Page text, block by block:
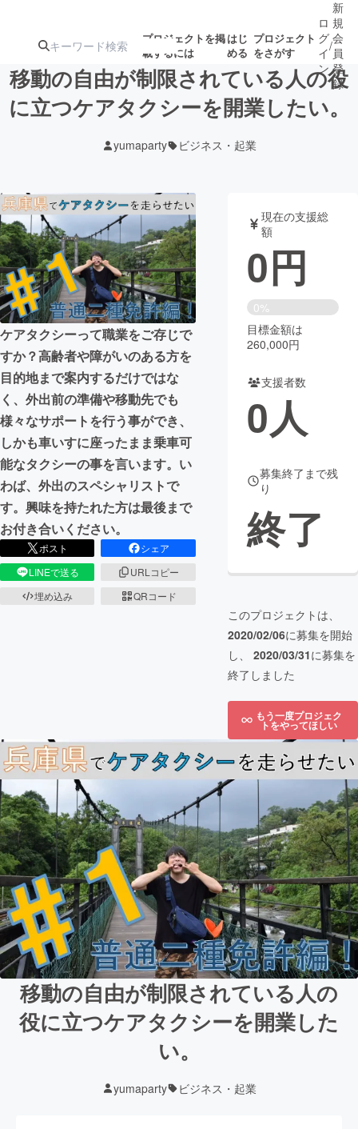
プロジェクトを掲
載するには
はじ
める
プロジェクト
をさがす
ジェクト
募集終了が近いプ
ロジェクト
アート・写真 音楽
テクノロジー・ガジェット ゲーム・サ
映像・映画 書籍・雑誌
ビジネス・起業 チャレンジ
まちづくり・地域活性化
CAMPFIRE for Social Good
CAMPFIRE Creation
CAMPFIREふるさと納税 machi-ya
ロ
グ
イ
ン
/
新
規
会
員
登
録
移動の自由が制限されている人の役
に立つケアタクシーを開業したい。
yumaparty ビジネス・起業
ケアタクシーって職業をご存じで
すか？高齢者や障がいのある方を
目的地まで案内するだけではな
く、外出前の準備や移動先でも
様々なサポートを行う事ができ、
しかも車いすに座ったまま乗車可
能なタクシーの事を言います。い
わば、外出のスペシャリストで
す。興味を持たれた方は最後まで
お付き合いください。
ポスト
シェア
LINEで送る
URLコピー
埋め込み
QRコード
現在の支援総
額
0円
0%
目標金額は
260,000円
支援者数
0人
募集終了まで残
り
終了
このプロジェクトは、
2020/02/06に募集を開始
し、 2020/03/31に募集を
終了しました
もう一度プロジェク
トをやってほしい
移動の自由が制限されている人の
役に立つケアタクシーを開業した
い。
yumaparty ビジネス・起業